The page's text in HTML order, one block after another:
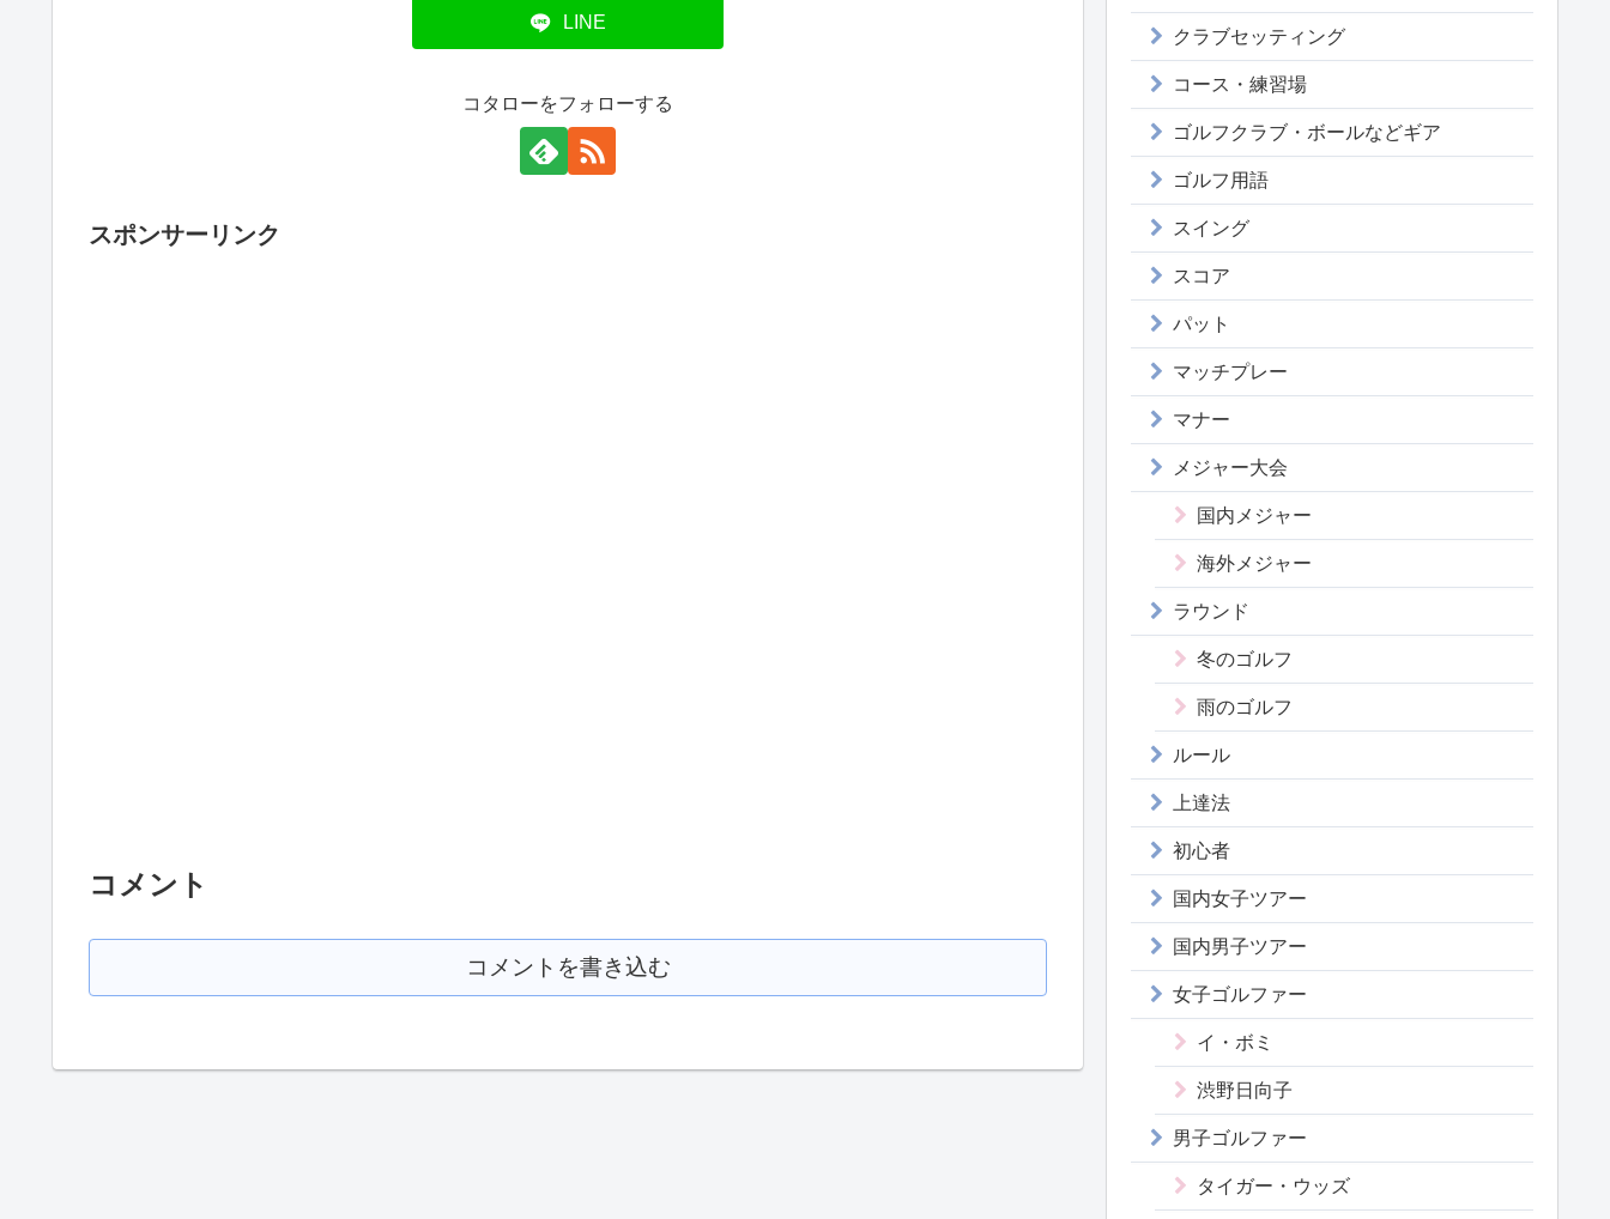
LINE
コタローをフォローする
スポンサーリンク
コメント
コメントを書き込む
クラブセッティング
コース・練習場
ゴルフクラブ・ボールなどギア
ゴルフ用語
スイング
スコア
パット
マッチプレー
マナー
メジャー大会
国内メジャー
海外メジャー
ラウンド
冬のゴルフ
雨のゴルフ
ルール
上達法
初心者
国内女子ツアー
国内男子ツアー
女子ゴルファー
イ・ボミ
渋野日向子
男子ゴルファー
タイガー・ウッズ